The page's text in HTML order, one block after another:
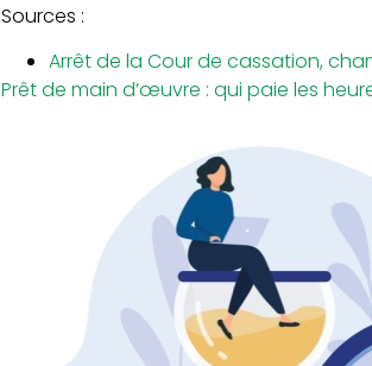
Sources :
Arrêt de la Cour de cassation,
Prêt de main d’œuvre : qui paie les